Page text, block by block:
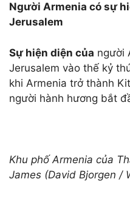
Người Armenia có sự
Jerusalem
Sự hiện diện của người
Jerusalem vào thế kỷ
khi Armenia trở thành
người hành hương bắt
Khu phố Armenia của
James (David Bjorgen /